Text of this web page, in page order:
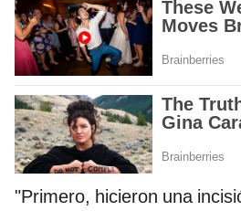
"Primero, hicieron una